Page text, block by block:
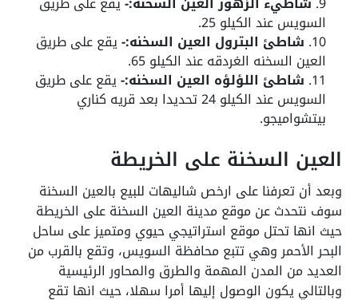
السويس عند الكيلو 25.
شاطئ البترول العين السخنه:-يقع على طريق
العين السخنه الغردقه عند الكيلو 65.
شاطئ اللؤلؤه العين السخنه:-يقع على طريق
السويس عند الكيلو 24 تحديدا بعد قريه كناري
بيتشواميجو.
العين السخنة على الخريطة
وبعد أن تعرفنا على ارخص شاليهات للبيع بالعين السخنة
سوف نتحدث عن موقع مدينة العين السخنة على الخريطة
حيث انها تحتل موقع استراتيجي حيوي ومتميز على ساحل
البحر الأحمر وهي تتبع محافظة السويس، وتقع بالقرب من
العديد من المدن المهمة والطرق والمحاور الرئيسية
وبالتالي يكون الوصول إليها أمرا سهلا، حيث انها تقع